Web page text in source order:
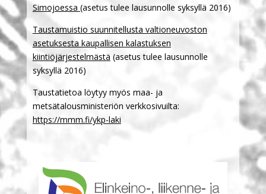
Simojoessa (asetus tulee lausunnolle syksyllä 2016)
Taustamuistio suunnitellusta valtioneuvoston
asetuksesta kaupallisen kalastuksen
kiintiöjärjestelmästä (asetus tulee lausunnolle
syksyllä 2016)
Taustatietoa löytyy myös maa- ja
metsätalousministeriön verkkosivuilta:
https://mmm.fi/ykp-laki